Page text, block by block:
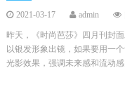
2021-03-17 admin
昨天，《时尚芭莎》四月刊封
以银发形象出镜，如果要用一
光影效果，强调未来感和流动